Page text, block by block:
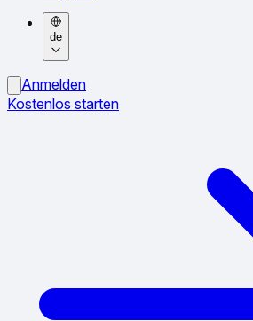
de
Anmelden
Kostenlos starten